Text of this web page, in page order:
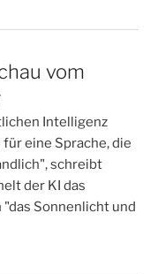
vom
Intelligenz
eine Sprache, die
schreibt
der KI das
Sonnenlicht und